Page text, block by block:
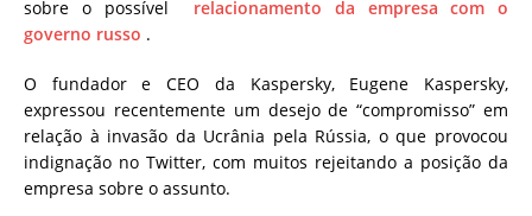
sobre o possível relacionamento da empresa com o
governo russo .
O fundador e CEO da Kaspersky, Eugene Kaspersky,
expressou recentemente um desejo de “compromisso” em
relação à invasão da Ucrânia pela Rússia, o que provocou
indignação no Twitter, com muitos rejeitando a posição da
empresa sobre o assunto.